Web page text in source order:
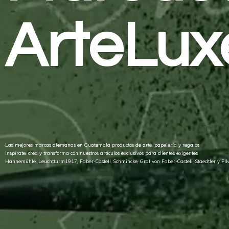
Las mejores marcas alemanas en Guatemala productos de arte, papelería y regalos
Inspírate, crea y transforma con nuestros artículos exclusivos para clientes exigentes
Hahnemühle, Leuchtturm1917, Faber-Castell, Schmincke, Graf von Faber-Castell, Staedtlery